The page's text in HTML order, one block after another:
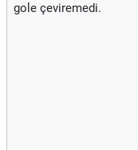
gole çeviremedi.